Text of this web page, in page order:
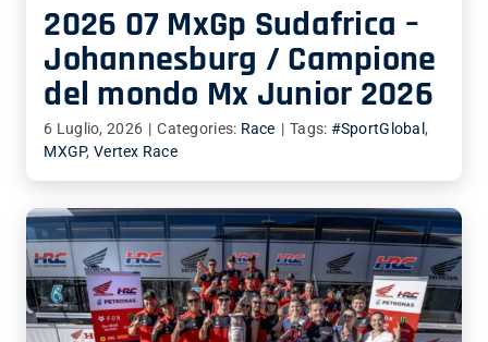
2026 07 MxGp Sudafrica –
Johannesburg / Campione
del mondo Mx Junior 2026
6 Luglio, 2026 | Categories: Race | Tags: #SportGlobal ,
MXGP, Vertex Race